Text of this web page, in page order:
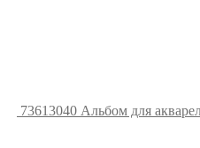
73613040 Альбом для